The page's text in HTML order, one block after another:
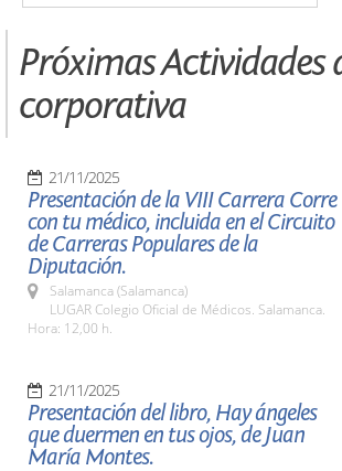
Próximas Actividades
corporativa
21/11/2025
Presentación de la VIII Carrera Corre
con tu médico, incluida en el Circuito
de Carreras Populares de la
Diputación.
Salamanca (Salamanca)
LUGAR Colegio Oficial de Médicos. Salamanca.
Hora: 12,00 h.
21/11/2025
Presentación del libro, Hay ángeles
que duermen en tus ojos, de Juan
María Montes.